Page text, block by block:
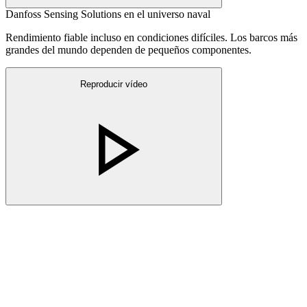
Danfoss Sensing Solutions en el universo naval
Rendimiento fiable incluso en condiciones difíciles. Los barcos más
grandes del mundo dependen de pequeños componentes.
Reproducir vídeo